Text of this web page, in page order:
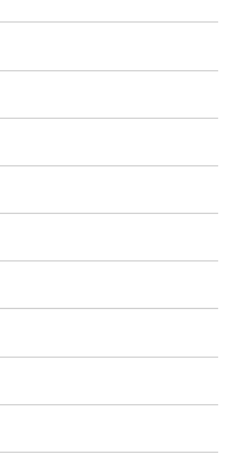
。
先順位は？
何つける？
。